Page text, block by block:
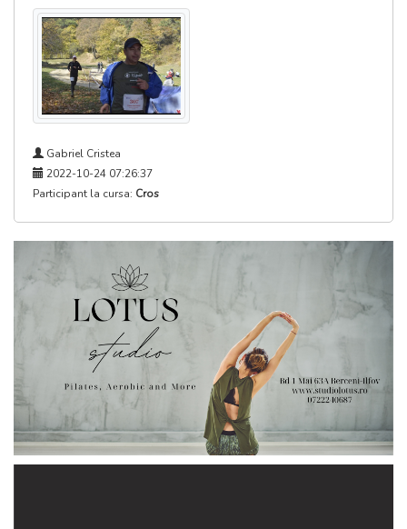
Gabriel Cristea
2022-10-24 07:26:37
Participant la cursa: Cros